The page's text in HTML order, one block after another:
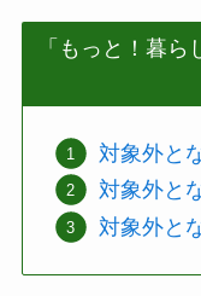
「もっと！暮
対象外と
対象外と
対象外と